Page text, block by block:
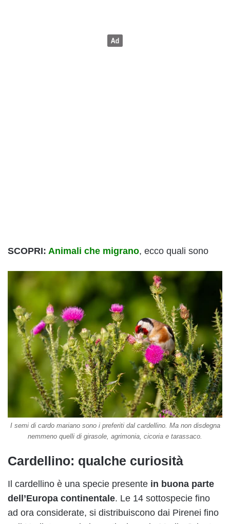
SCOPRI: Animali che migrano, ecco quali sono
I semi di cardo mariano sono i preferiti dal cardellino. Ma non disdegna
nemmeno quelli di girasole, agrimonia, cicoria e tarassaco.
Cardellino: qualche curiosità
Il cardellino è una specie presente in buona parte
dell’Europa continentale. Le 14 sottospecie fino
ad ora considerate, si distribuiscono dai Pirenei fino